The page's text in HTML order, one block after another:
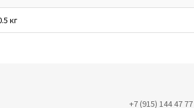
кг
+7 (915) 144 47 77